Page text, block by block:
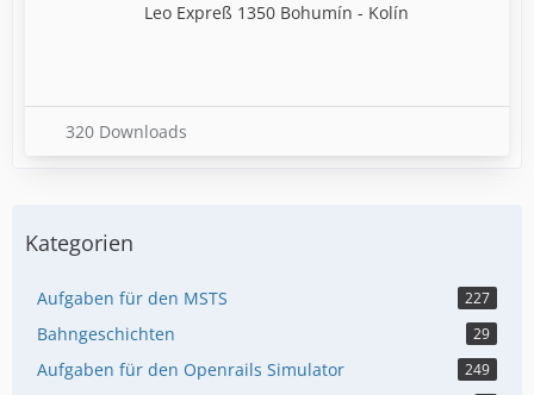
Leo Expreß 1350 Bohumín - Kolín
320 Downloads
Kategorien
Aufgaben für den MSTS 227
Bahngeschichten 29
Aufgaben für den Openrails Simulator 249